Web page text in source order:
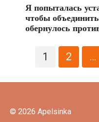
Я попыталась
чтобы
обернулось
Пагинация
1 2 …
© 2026 Apelsinka